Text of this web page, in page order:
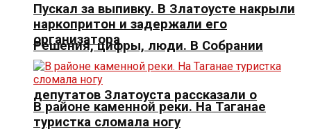
Решения, цифры, люди. В Собрании
депутатов Златоуста рассказали о
Пускал за выпивку. В Златоусте накрыли
наркопритон и задержали его
организатора
В районе каменной реки. На Таганае
туристка сломала ногу